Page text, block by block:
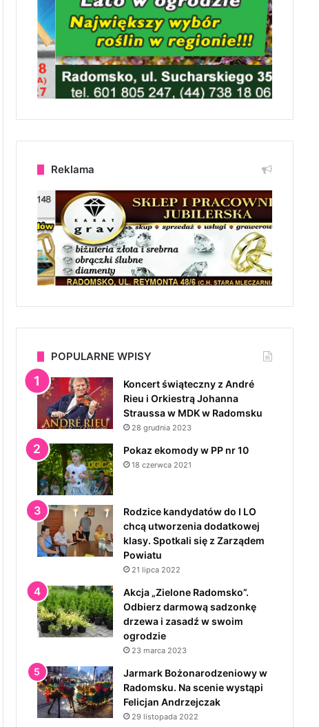
Reklama
POPULARNE WPISY
Koncert świąteczny z André
Rieu i Orkiestrą Johanna
Straussa w MDK w Radomsku
28 grudnia 2023
Pokaz ekomody w PP nr 10
18 czerwca 2021
Rodzice kandydatów do I LO
chcą utworzenia dodatkowej
klasy. Spotkali się z Zarządem
Powiatu
21 lipca 2022
Akcja „Zielone Radomsko”.
Odbierz darmową sadzonkę
drzewa i zasadź w swoim
ogrodzie
23 marca 2023
Jarmark Bożonarodzeniowy w
Radomsku. Na scenie wystąpi
Felicjan Andrzejczak
29 listopada 2022